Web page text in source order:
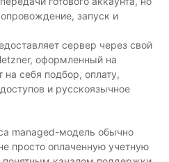
запуск и
сервер через свой
оформленный на
себя подбор, оплату,
и русскоязычное
managed-модель обычно
просто оплаченную учетную